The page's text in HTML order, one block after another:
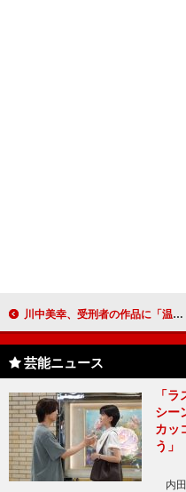
川中美幸、受刑者の作品に「温かい気持ちに…」 第５３回全国矯正展でテープカット
芸能ニュース
「
シー
カッ
う」
内田